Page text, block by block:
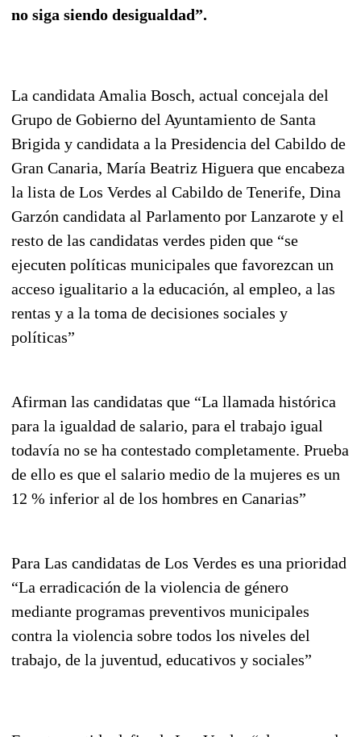
no siga siendo desigualdad”.
La candidata Amalia Bosch, actual concejala del
Grupo de Gobierno del Ayuntamiento de Santa
Brigida y candidata a la Presidencia del Cabildo de
Gran Canaria, María Beatriz Higuera que encabeza
la lista de Los Verdes al Cabildo de Tenerife, Dina
Garzón candidata al Parlamento por Lanzarote y el
resto de las candidatas verdes piden que “se
ejecuten políticas municipales que favorezcan un
acceso igualitario a la educación, al empleo, a las
rentas y a la toma de decisiones sociales y
políticas”
Afirman las candidatas que “La llamada histórica
para la igualdad de salario, para el trabajo igual
todavía no se ha contestado completamente. Prueba
de ello es que el salario medio de la mujeres es un
12 % inferior al de los hombres en Canarias”
Para Las candidatas de Los Verdes es una prioridad
“La erradicación de la violencia de género
mediante programas preventivos municipales
contra la violencia sobre todos los niveles del
trabajo, de la juventud, educativos y sociales”